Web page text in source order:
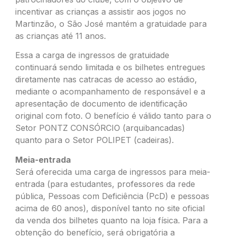
incentivar as crianças a assistir aos jogos no
Martinzão, o São José mantém a gratuidade para
as crianças até 11 anos.
Essa a carga de ingressos de gratuidade
continuará sendo limitada e os bilhetes entregues
diretamente nas catracas de acesso ao estádio,
mediante o acompanhamento de responsável e a
apresentação de documento de identificação
original com foto. O benefício é válido tanto para o
Setor PONTZ CONSÓRCIO (arquibancadas)
quanto para o Setor POLIPET (cadeiras).
Meia-entrada
Será oferecida uma carga de ingressos para meia-
entrada (para estudantes, professores da rede
pública, Pessoas com Deficiência (PcD) e pessoas
acima de 60 anos), disponível tanto no site oficial
da venda dos bilhetes quanto na loja física. Para a
obtenção do benefício, será obrigatória a